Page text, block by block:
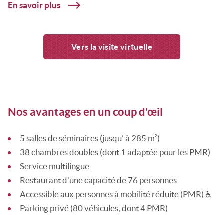
En savoir plus
Vers la visite virtuelle
Nos avantages en un coup d'œil
5 salles de séminaires (jusqu’ à 285 m²)
38 chambres doubles (dont 1 adaptée pour les PMR)
Service multilingue
Restaurant d’une capacité de 76 personnes
Accessible aux personnes à mobilité réduite (PMR) ♿
Parking privé (80 véhicules, dont 4 PMR)